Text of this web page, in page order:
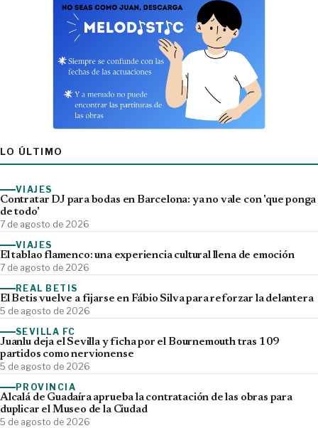
LO ÚLTIMO
VIAJES
Contratar DJ para bodas en Barcelona: ya no vale con 'que ponga
de todo'
7 de agosto de 2026
VIAJES
El tablao flamenco: una experiencia cultural llena de emoción
7 de agosto de 2026
REAL BETIS
El Betis vuelve a fijarse en Fábio Silva para reforzar la delantera
5 de agosto de 2026
SEVILLA FC
Juanlu deja el Sevilla y ficha por el Bournemouth tras 109
partidos como nervionense
5 de agosto de 2026
PROVINCIA
Alcalá de Guadaíra aprueba la contratación de las obras para
duplicar el Museo de la Ciudad
5 de agosto de 2026